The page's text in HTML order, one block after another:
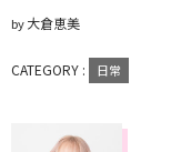
by大倉恵美
CATEGORY : 日常